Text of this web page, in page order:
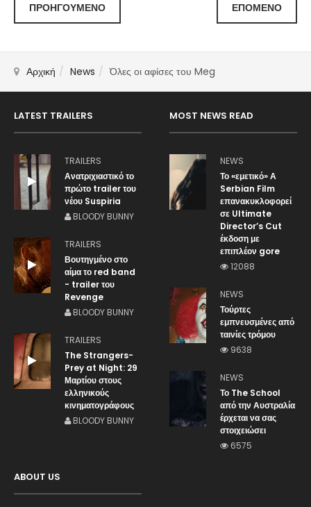
ΠΡΟΗΓΟΎΜΕΝΟ ΕΠΌΜΕΝΟ
Αρχική News Όλες οι αφίσες του Meg
LATEST TRAILERS
TRAILERS
Ανατριχιαστικό το
πρώτο trailer του
νέου Suspiria
BLOODY BUNNY
TRAILERS
Βουτηγμένο στο
αίμα το red band
- trailer του
Revenge
BLOODY BUNNY
TRAILERS
The Strangers-
Prey at Night: 29
Μαρτίου στους
ελληνικούς
κινηματογράφους
BLOODY BUNNY
MOST NEWS READ
NEWS
Το «εμετικό» Α
Serbian Film
επανακυκλοφορεί
σε Ultimate
Director’s Cut
έκδοση με
επιπλέον gore
12088
NEWS
Τούρτες
εμπνευσμένες από
ταινίες τρόμου
9638
NEWS
Το The School
από την Αυστραλία
έρχεται να σας
στοιχειώσει
6575
ABOUT US